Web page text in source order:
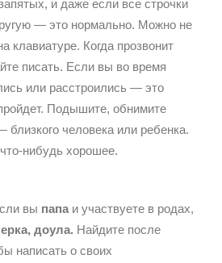
и даже если все строчки
— это нормально. Можно не
клавиатуре. Когда прозвонит
писать. Если вы во время
или расстроились — это
Подышите, обнимите
человека или ребенка.
нибудь хорошее.
вы папаи участвуете в родах,
доула. Найдите после
написать о своих